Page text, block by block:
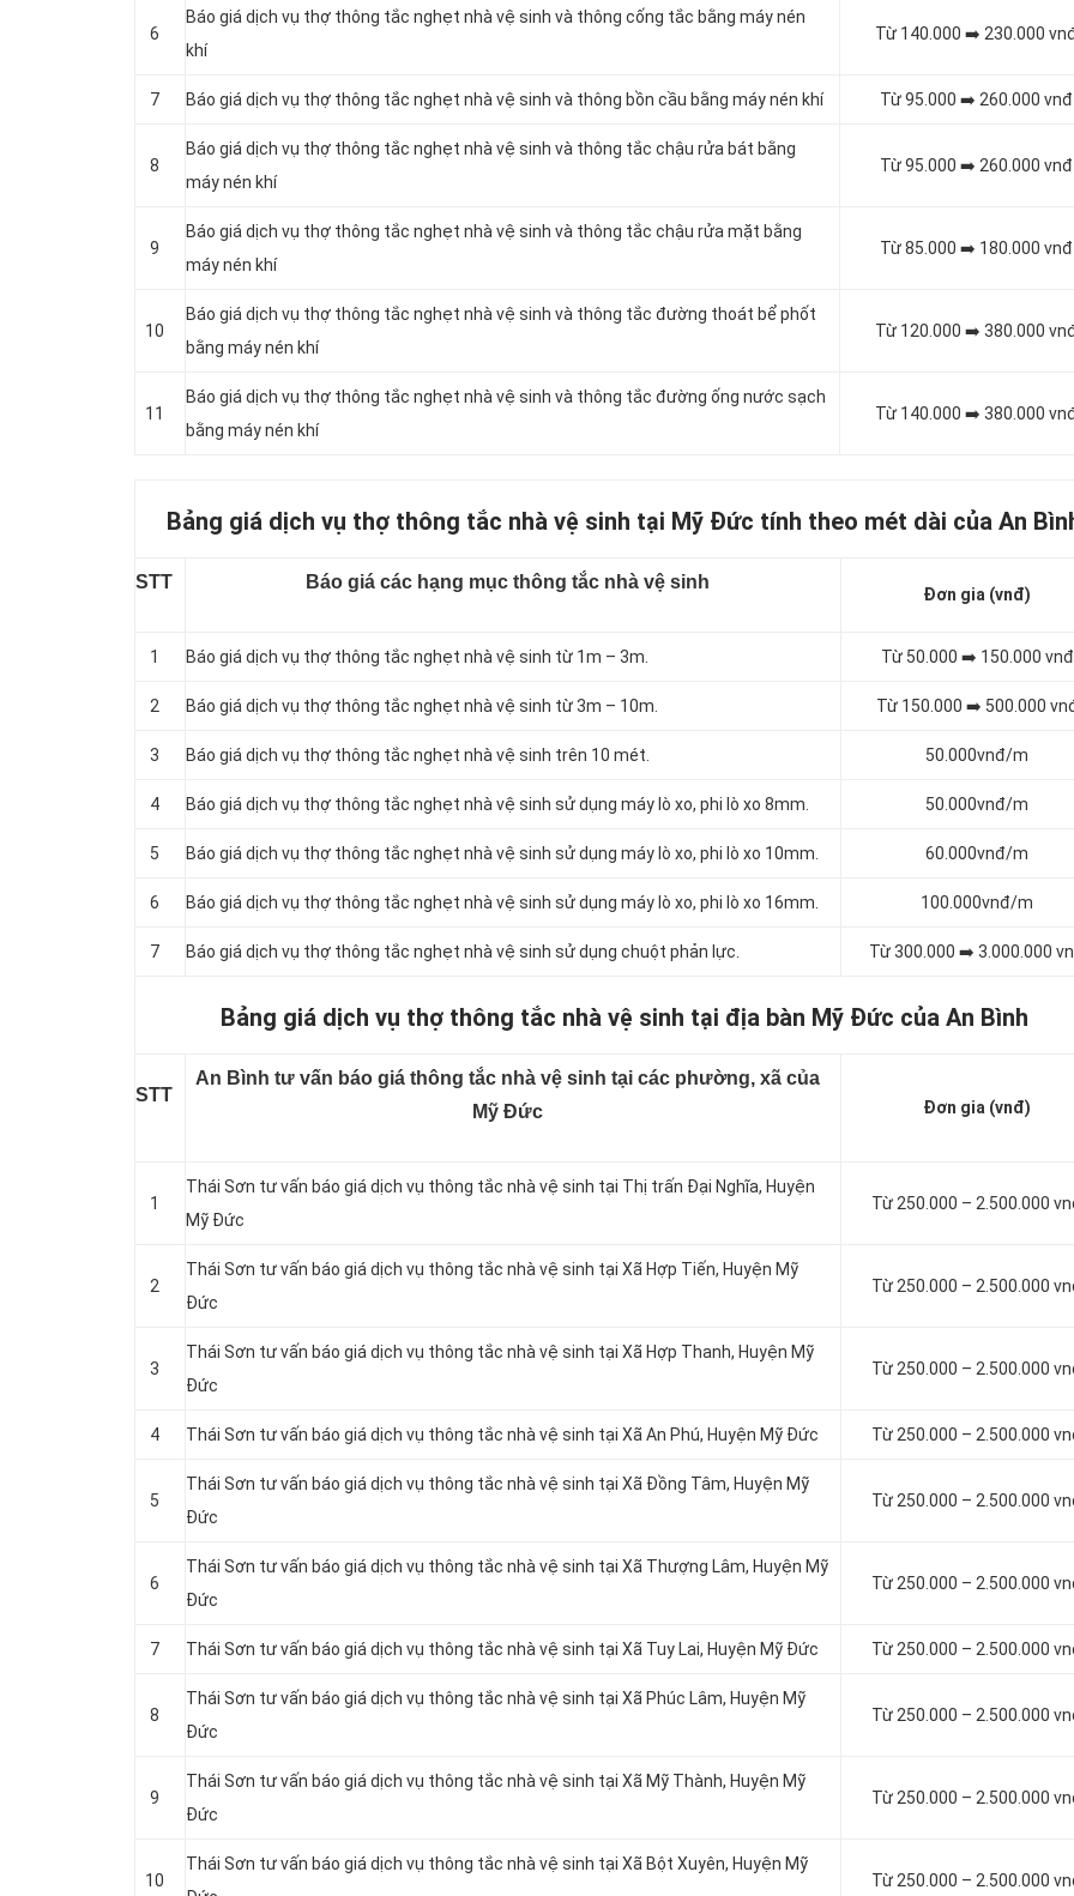
6
Báo giá dịch vụ thợ thông tắc nghẹt nhà vệ sinh và thông cống tắc bằng máy nén
khí
Từ 140.000 ➡️ 230.000
7 Báo giá dịch vụ thợ thông tắc nghẹt nhà vệ sinh và thông bồn cầu bằng máy nén khí Từ 95.000 ➡️ 260.000 vnđ
8
Báo giá dịch vụ thợ thông tắc nghẹt nhà vệ sinh và thông tắc chậu rửa bát bằng
máy nén khí
Từ 95.000 ➡️ 260.000 vnđ
9
Báo giá dịch vụ thợ thông tắc nghẹt nhà vệ sinh và thông tắc chậu rửa mặt bằng
máy nén khí
Từ 85.000 ➡️ 180.000 vnđ
10
Báo giá dịch vụ thợ thông tắc nghẹt nhà vệ sinh và thông tắc đường thoát bể phốt
bằng máy nén khí
Từ 120.000 ➡️ 380.000
11
Báo giá dịch vụ thợ thông tắc nghẹt nhà vệ sinh và thông tắc đường ống nước sạch
bằng máy nén khí
Từ 140.000 ➡️ 380.000
Bảng giá dịch vụ thợ thông tắc nhà vệ sinh tại Mỹ Đức tính theo mét dài của An
STT Báo giá các hạng mục thông tắc nhà vệ sinh
Đơn gia (vnđ)
1 Báo giá dịch vụ thợ thông tắc nghẹt nhà vệ sinh từ 1m – 3m. Từ 50.000 ➡️ 150.000 vnđ
2 Báo giá dịch vụ thợ thông tắc nghẹt nhà vệ sinh từ 3m – 10m. Từ 150.000 ➡️ 500.000
3 Báo giá dịch vụ thợ thông tắc nghẹt nhà vệ sinh trên 10 mét. 50.000vnđ/m
4 Báo giá dịch vụ thợ thông tắc nghẹt nhà vệ sinh sử dụng máy lò xo, phi lò xo 8mm. 50.000vnđ/m
5 Báo giá dịch vụ thợ thông tắc nghẹt nhà vệ sinh sử dụng máy lò xo, phi lò xo 10mm. 60.000vnđ/m
6 Báo giá dịch vụ thợ thông tắc nghẹt nhà vệ sinh sử dụng máy lò xo, phi lò xo 16mm. 100.000vnđ/m
7 Báo giá dịch vụ thợ thông tắc nghẹt nhà vệ sinh sử dụng chuột phản lực. Từ 300.000 ➡️ 3.000.000
Bảng giá dịch vụ thợ thông tắc nhà vệ sinh tại địa bàn Mỹ Đức của An Bình
STT
An Bình tư vấn báo giá thông tắc nhà vệ sinh tại các phường, xã của
Mỹ Đức
Đơn gia (vnđ)
1
Thái Sơn tư vấn báo giá dịch vụ thông tắc nhà vệ sinh tại Thị trấn Đại Nghĩa, Huyện
Mỹ Đức
Từ 250.000 – 2.500.000
2
Thái Sơn tư vấn báo giá dịch vụ thông tắc nhà vệ sinh tại Xã Hợp Tiến, Huyện Mỹ
Đức
Từ 250.000 – 2.500.000
3
Thái Sơn tư vấn báo giá dịch vụ thông tắc nhà vệ sinh tại Xã Hợp Thanh, Huyện Mỹ
Đức
Từ 250.000 – 2.500.000
4 Thái Sơn tư vấn báo giá dịch vụ thông tắc nhà vệ sinh tại Xã An Phú, Huyện Mỹ Đức Từ 250.000 – 2.500.000
5
Thái Sơn tư vấn báo giá dịch vụ thông tắc nhà vệ sinh tại Xã Đồng Tâm, Huyện Mỹ
Đức
Từ 250.000 – 2.500.000
6
Thái Sơn tư vấn báo giá dịch vụ thông tắc nhà vệ sinh tại Xã Thượng Lâm, Huyện Mỹ
Đức
Từ 250.000 – 2.500.000
7 Thái Sơn tư vấn báo giá dịch vụ thông tắc nhà vệ sinh tại Xã Tuy Lai, Huyện Mỹ Đức Từ 250.000 – 2.500.000
8
Thái Sơn tư vấn báo giá dịch vụ thông tắc nhà vệ sinh tại Xã Phúc Lâm, Huyện Mỹ
Đức
Từ 250.000 – 2.500.000
9
Thái Sơn tư vấn báo giá dịch vụ thông tắc nhà vệ sinh tại Xã Mỹ Thành, Huyện Mỹ
Đức
Từ 250.000 – 2.500.000
10
Thái Sơn tư vấn báo giá dịch vụ thông tắc nhà vệ sinh tại Xã Bột Xuyên, Huyện Mỹ
Từ 250.000 – 2.500.000